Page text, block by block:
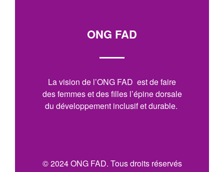
ONG FAD
La vision de l’ONG FAD est de faire
des femmes et des filles l’épine dorsale
du développement inclusif et durable.
© 2024 ONG FAD. Tous droits réservés